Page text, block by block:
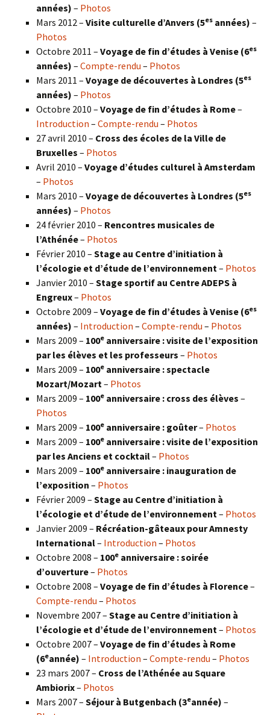
années) – Photos
Mars 2012 – Visite culturelle d’Anvers (5es années) –
Photos
Octobre 2011 – Voyage de fin d’études à Venise (6es
années) – Compte-rendu – Photos
Mars 2011 – Voyage de découvertes à Londres (5es
années) – Photos
Octobre 2010 – Voyage de fin d’études à Rome–
Introduction – Compte-rendu – Photos
27 avril 2010 – Cross des écoles de la Ville de
Bruxelles – Photos
Avril 2010 – Voyage d’études culturel à Amsterdam
– Photos
Mars 2010 – Voyage de découvertes à Londres (5es
années) – Photos
24 février 2010 – Rencontres musicales de
l’Athénée– Photos
Février 2010 – Stage au Centre d’initiation à
l’écologie et d’étude de l’environnement – Photos
Janvier 2010 – Stage sportif au Centre ADEPS à
Engreux– Photos
Octobre 2009 – Voyage de fin d’études à Venise (6es
années) – Introduction – Compte-rendu – Photos
Mars 2009 – 100e anniversaire : visite de l’exposition
par les élèves et les professeurs – Photos
Mars 2009 – 100e anniversaire : spectacle
Mozart/Mozart – Photos
Mars 2009 – 100e anniversaire : cross des élèves –
Photos
Mars 2009 – 100e anniversaire : goûter– Photos
Mars 2009 – 100e anniversaire : visite de l’exposition
par les Anciens et cocktail– Photos
Mars 2009 – 100e anniversaire : inauguration de
l’exposition – Photos
Février 2009 – Stage au Centre d’initiation à
l’écologie et d’étude de l’environnement – Photos
Janvier 2009 – Récréation-gâteaux pour Amnesty
International– Introduction – Photos
Octobre 2008 – 100e anniversaire : soirée
d’ouverture– Photos
Octobre 2008 – Voyage de fin d’études à Florence–
Compte-rendu – Photos
Novembre 2007 – Stage au Centre d’initiation à
l’écologie et d’étude de l’environnement – Photos
Octobre 2007 – Voyage de fin d’études à Rome
(6eannée) – Introduction – Compte-rendu – Photos
23 mars 2007 – Cross de l’Athénée au Square
Ambiorix– Photos
Mars 2007 – Séjour à Butgenbach (3eannée) –